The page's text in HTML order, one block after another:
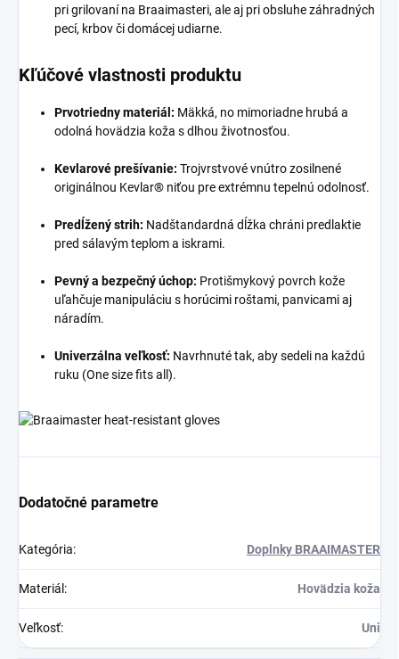
pri grilovaní na Braaimasteri, ale aj pri obsluhe záhradných
pecí, krbov či domácej udiarne.
Kľúčové vlastnosti produktu
Prvotriedny materiál: Mäkká, no mimoriadne hrubá a
odolná hovädzia koža s dlhou životnosťou.
Kevlarové prešívanie: Trojvrstvové vnútro zosilnené
originálnou Kevlar® niťou pre extrémnu tepelnú odolnosť.
Predĺžený strih: Nadštandardná dĺžka chráni predlaktie
pred sálavým teplom a iskrami.
Pevný a bezpečný úchop: Protišmykový povrch kože
uľahčuje manipuláciu s horúcimi roštami, panvicami aj
náradím.
Univerzálna veľkosť: Navrhnuté tak, aby sedeli na každú
ruku (One size fits all).
Dodatočné parametre
Kategória: Doplnky BRAAIMASTER
Materiál : Hovädzia koža
Veľkosť: Uni